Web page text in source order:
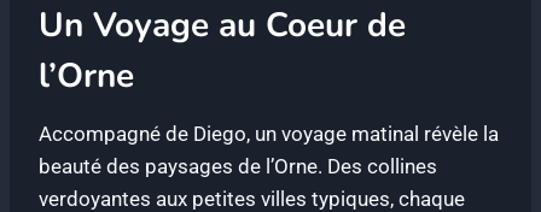
Un Voyage au Coeur de
l’Orne
Accompagné de Diego, un voyage matinal révèle la
beauté des paysages de l’Orne. Des collines
verdoyantes aux petites villes typiques, chaque